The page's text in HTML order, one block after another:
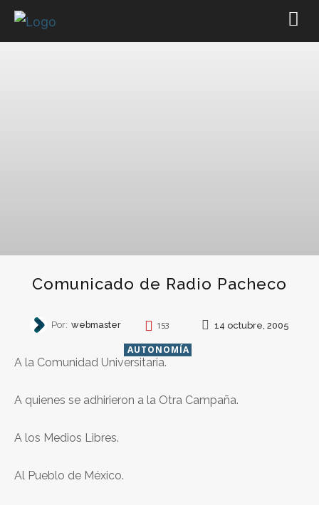
Comunicado de Radio Pacheco
Por: webmaster 153 14 octubre, 2005
AUTONOMÍA
A la Comunidad Universitaria.
A quienes se adhirieron a la Otra Campaña.
A los Medios Libres.
Al Pueblo de México.